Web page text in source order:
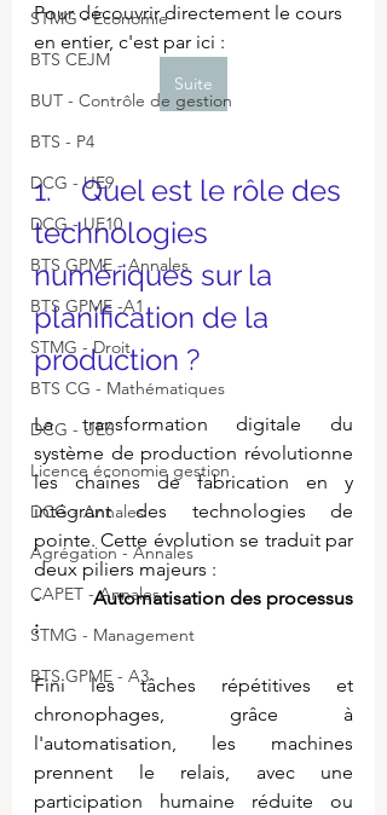
STMG - Economie
BTS CEJM
BUT - Contrôle de gestion
BTS - P4
DCG - UE9
DCG - UE10
BTS GPME - Annales
BTS GPME -A1
STMG - Droit
BTS CG - Mathématiques
DCG - UE6
Licence économie gestion
DCG - Annales
Agrégation - Annales
CAPET - Annales
STMG - Management
BTS GPME - A3
Pour découvrir directement le cours
en entier, c'est par ici :
Suite
1.    Quel est le rôle des
technologies
numériques sur la
planification de la
production ?
La transformation digitale du
système de production révolutionne
les chaînes de fabrication en y
intégrant des technologies de
pointe. Cette évolution se traduit par
deux piliers majeurs :
- Automatisation des processus
:
Fini les tâches répétitives et
chronophages, grâce à
l'automatisation, les machines
prennent le relais, avec une
participation humaine réduite ou